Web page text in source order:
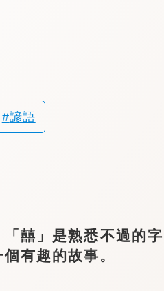
諺語
」是熟悉不過的字
有趣的故事。